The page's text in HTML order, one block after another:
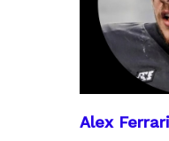
Alex Ferrari